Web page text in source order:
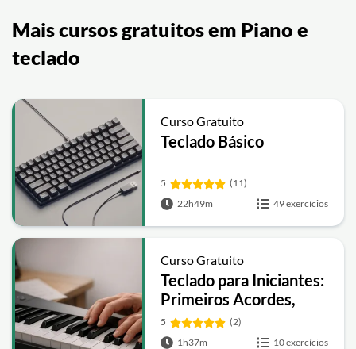
Mais cursos gratuitos em Piano e
teclado
Curso Gratuito
Teclado Básico
5
(11)
22h49m
49 exercícios
Curso Gratuito
Teclado para Iniciantes:
Primeiros Acordes,
Escalas e Cifras
5
(2)
1h37m
10 exercícios